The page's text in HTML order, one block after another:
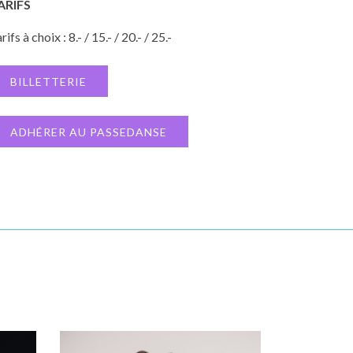
à choix : 8.- / 15.- / 20.- / 25.-
BILLETTERIE
ADHÉRER AU PASSEDANSE